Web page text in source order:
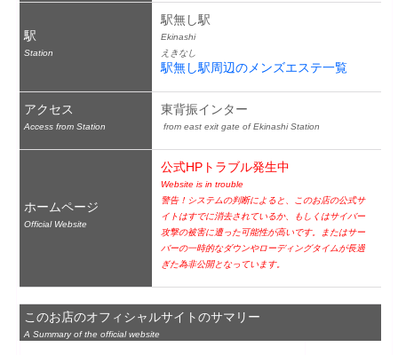
駅
Station
駅無し駅
Ekinashi
えきなし
駅無し駅周辺のメンズエステ一覧
アクセス
Access from Station
東背振インター
from east exit gate of Ekinashi Station
ホームページ
Official Website
公式HPトラブル発生中
Website is in trouble
警告！システムの判断によると、このお店の公式サ
イトはすでに消去されているか、もしくはサイバー
攻撃の被害に遭った可能性が高いです。またはサー
バーの一時的なダウンやローディングタイムが長過
ぎた為非公開となっています。
このお店のオフィシャルサイトのサマリー
A Summary of the official website